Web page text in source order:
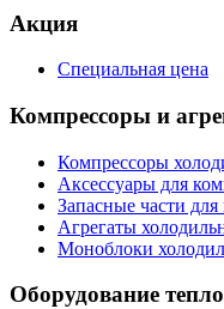
Акция
Специальная цена
Компрессоры и
Компрессоры
Аксессуары для
Запасные части для
Агрегаты
Моноблоки
Оборудование